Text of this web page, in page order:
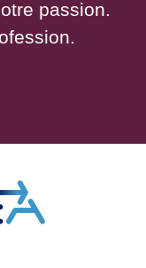
passion.